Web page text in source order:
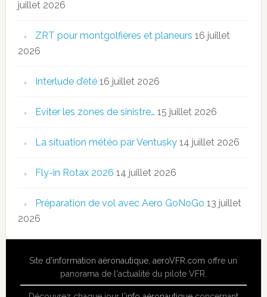
juillet 2026
ZRT pour montgolfières et planeurs 16 juillet
2026
Interlude d’été 16 juillet 2026
Eviter les zones de sinistre… 15 juillet 2026
La situation météo par Ventusky 14 juillet 2026
Fly-in Rotax 2026 14 juillet 2026
Préparation de vol avec Aero GoNoGo 13 juillet
2026
Site d'information aéronautique ,aeroVFR.com offre un
panorama de l'actualité du pilote VFR.